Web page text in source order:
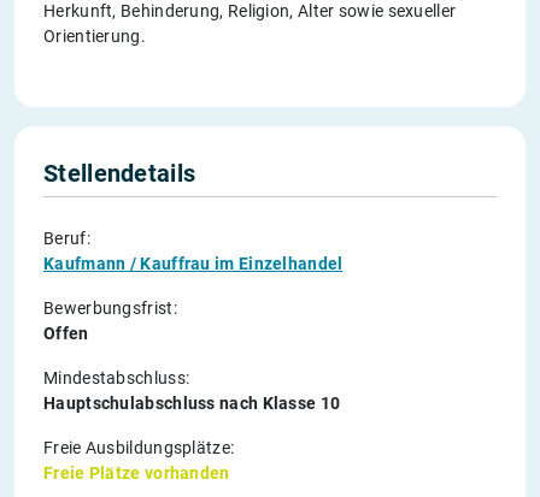
Herkunft, Behinderung, Religion, Alter sowie sexueller
Orientierung.
Stellendetails
Beruf:
Kaufmann / Kauffrau im Einzelhandel
Bewerbungsfrist:
Offen
Mindestabschluss:
Hauptschulabschluss nach Klasse 10
Freie Ausbildungsplätze:
Freie Plätze vorhanden